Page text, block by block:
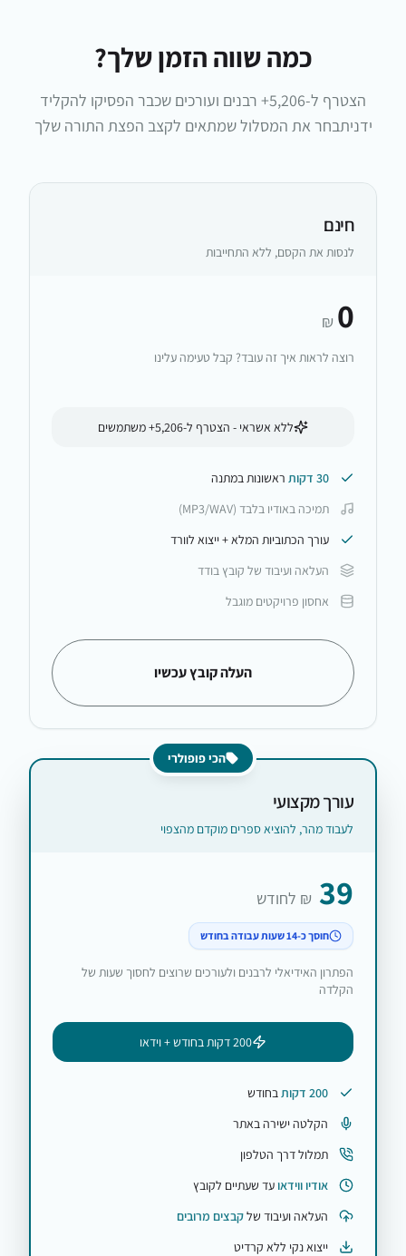
כמה שווה הזמן שלך?
הצטרף ל-5,206+
רבנים ועורכים שכבר הפסיקו להקליד
ידניתבחר את המסלול שמתאים לקצב הפצת התורה שלך
חינם
לנסות את הקסם, ללא התחייבות
₪ 0
רוצה לראות איך זה עובד? קבל טעימה עלינו
ללא אשראי - הצטרף ל-5,206+ משתמשים
30 דקות
ראשונות במתנה
תמיכה באודיו בלבד (MP3/WAV)
עורך הכתוביות המלא + ייצוא לוורד
העלאה ועיבוד של קובץ בודד
אחסון פרויקטים מוגבל
העלה קובץ עכשיו
הכי פופולרי
עורך מקצועי
לעבוד מהר, להוציא ספרים מוקדם מהצפוי
39 ₪ לחודש
חוסך כ-14 שעות עבודה בחודש
הפתרון האידיאלי לרבנים ולעורכים שרוצים לחסוך שעות של
הקלדה
200 דקות בחודש + וידאו
200 דקות
בחודש
הקלטה ישירה באתר
תמלול דרך הטלפון
אודיו ווידאועד שעתיים לקובץ
העלאה ועיבוד שלקבצים מרובים
ייצוא נקי ללא קרדיט